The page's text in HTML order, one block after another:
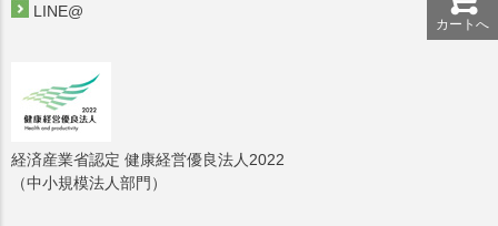
カートへ
LINE@
経済産業省認定 健康経営優良法人2022
（中小規模法人部門）